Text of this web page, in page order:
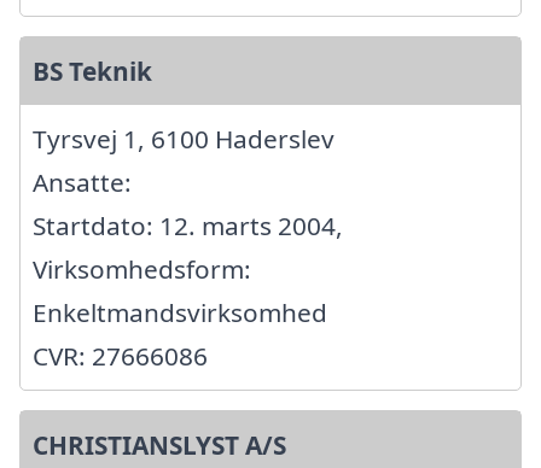
BS Teknik
Tyrsvej 1, 6100 Haderslev
Ansatte:
Startdato: 12. marts 2004,
Virksomhedsform:
Enkeltmandsvirksomhed
CVR: 27666086
CHRISTIANSLYST A/S